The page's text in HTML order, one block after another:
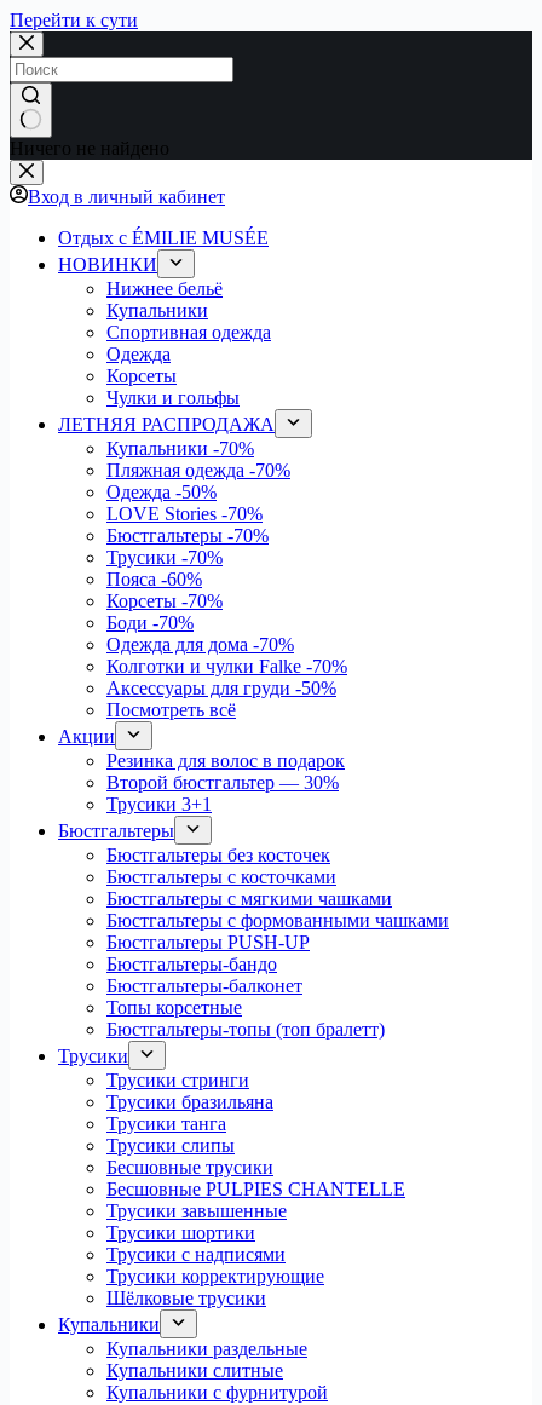
Перейти к сути
Ничего не найдено
Вход в личный кабинет
Отдых с ÉMILIE MUSÉE
НОВИНКИ
Нижнее бельё
Купальники
Спортивная одежда
Одежда
Корсеты
Чулки и гольфы
ЛЕТНЯЯ РАСПРОДАЖА
Купальники -70%
Пляжная одежда -70%
Одежда -50%
LOVE Stories -70%
Бюстгальтеры -70%
Трусики -70%
Пояса -60%
Корсеты -70%
Боди -70%
Одежда для дома -70%
Колготки и чулки Falke -70%
Аксессуары для груди -50%
Посмотреть всё
Акции
Резинка для волос в подарок
Второй бюстгальтер — 30%
Трусики 3+1
Бюстгальтеры
Бюстгальтеры без косточек
Бюстгальтеры с косточками
Бюстгальтеры с мягкими чашками
Бюстгальтеры с формованными чашками
Бюстгальтеры PUSH-UP
Бюстгальтеры-бандо
Бюстгальтеры-балконет
Топы корсетные
Бюстгальтеры-топы (топ бралетт)
Трусики
Трусики стринги
Трусики бразильяна
Трусики танга
Трусики слипы
Бесшовные трусики
Бесшовные PULPIES CHANTELLE
Трусики завышенные
Трусики шортики
Трусики с надписями
Трусики корректирующие
Шёлковые трусики
Купальники
Купальники раздельные
Купальники слитные
Купальники с фурнитурой